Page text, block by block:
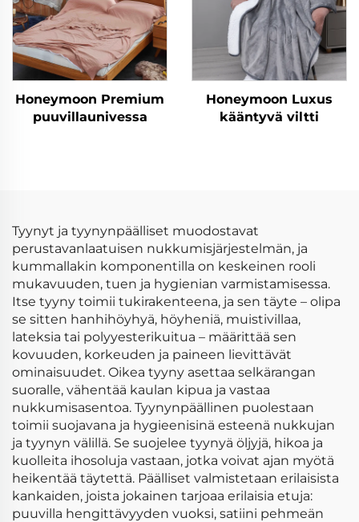
Honeymoon Premium
puuvillaunivessa
Honeymoon Luxus
kääntyvä viltti
Tyynyt ja tyynynpäälliset muodostavat
perustavanlaatuisen nukkumisjärjestelmän, ja
kummallakin komponentilla on keskeinen rooli
mukavuuden, tuen ja hygienian varmistamisessa.
Itse tyyny toimii tukirakenteena, ja sen täyte – olipa
se sitten hanhihöyhyä, höyheniä, muistivillaa,
lateksia tai polyyesterikuitua – määrittää sen
kovuuden, korkeuden ja paineen lievittävät
ominaisuudet. Oikea tyyny asettaa selkärangan
suoralle, vähentää kaulan kipua ja vastaa
nukkumisasentoa. Tyynynpäällinen puolestaan
toimii suojavana ja hygieenisinä esteenä nukkujan
ja tyynyn välillä. Se suojelee tyynyä öljyjä, hikoa ja
kuolleita ihosoluja vastaan, jotka voivat ajan myötä
heikentää täytettä. Päälliset valmistetaan erilaisista
kankaiden, joista jokainen tarjoaa erilaisia etuja:
puuvilla hengittävyyden vuoksi, satiini pehmeän